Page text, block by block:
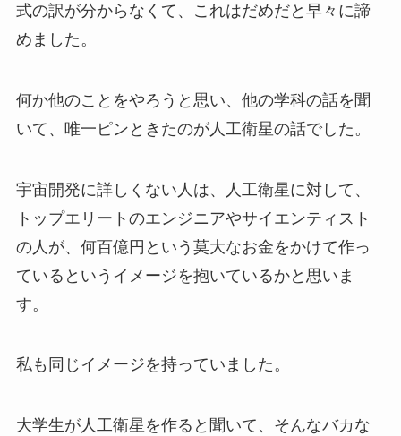
式の訳が分からなくて、これはだめだと早々に諦
めました。
何か他のことをやろうと思い、他の学科の話を聞
いて、唯一ピンときたのが人工衛星の話でした。
宇宙開発に詳しくない人は、人工衛星に対して、
トップエリートのエンジニアやサイエンティスト
の人が、何百億円という莫大なお金をかけて作っ
ているというイメージを抱いているかと思いま
す。
私も同じイメージを持っていました。
大学生が人工衛星を作ると聞いて、そんなバカな